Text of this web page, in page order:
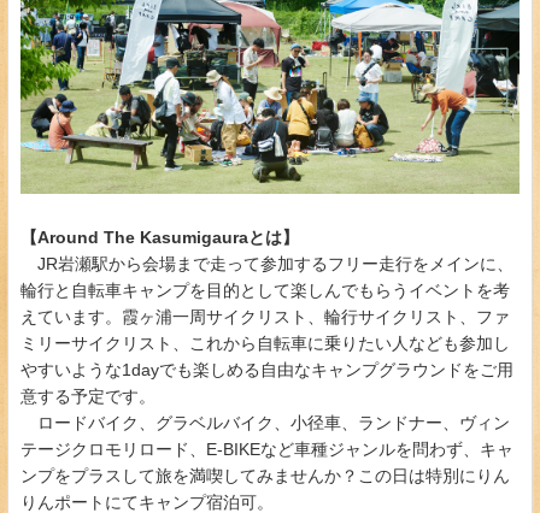
【Around The Kasumigauraとは】
JR岩瀬駅から会場まで走って参加するフリー走行をメインに、
輪行と自転車キャンプを目的として楽しんでもらうイベントを考
えています。霞ヶ浦一周サイクリスト、輪行サイクリスト、ファ
ミリーサイクリスト、これから自転車に乗りたい人なども参加し
やすいような1dayでも楽しめる自由なキャンプグラウンドをご用
意する予定です。
ロードバイク、グラベルバイク、小径車、ランドナー、ヴィン
テージクロモリロード、E-BIKEなど車種ジャンルを問わず、キャ
ンプをプラスして旅を満喫してみませんか？この日は特別にりん
りんポートにてキャンプ宿泊可。